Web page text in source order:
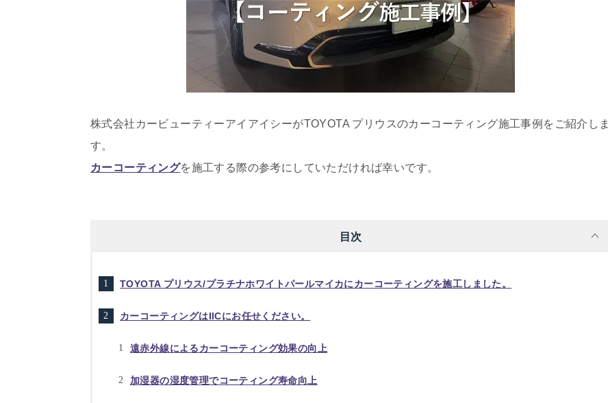
株式会社カービューティーアイアイシーがTOYOTA プリウスのカーコーティング施工事例をご紹介しま
す。
カーコーティングを施工する際の参考にしていただければ幸いです。
目次
TOYOTA プリウス/プラチナホワイトパールマイカにカーコーティングを施工しました。
カーコーティングはIICにお任せください。
遠赤外線によるカーコーティング効果の向上
加湿器の湿度管理でコーティング寿命向上